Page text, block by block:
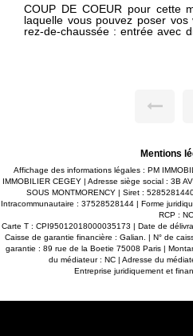
Proche Stade, dans
d'un côté en pierre de taille
Mentions
Affichage des informations légales : PM
IMMOBILIER CEGEY | Adresse siège social : 3B
SOUS MONTMORENCY | Siret :
Intracommunautaire : 37528528144 | Forme
RCP :
Carte T : CPI95012018000035173 | Date de
Caisse de garantie financière : Galian. | N° de
garantie : 89 rue de la Boetie 75008 Paris |
du médiateur : NC | Adresse du
Entreprise juridiquement et